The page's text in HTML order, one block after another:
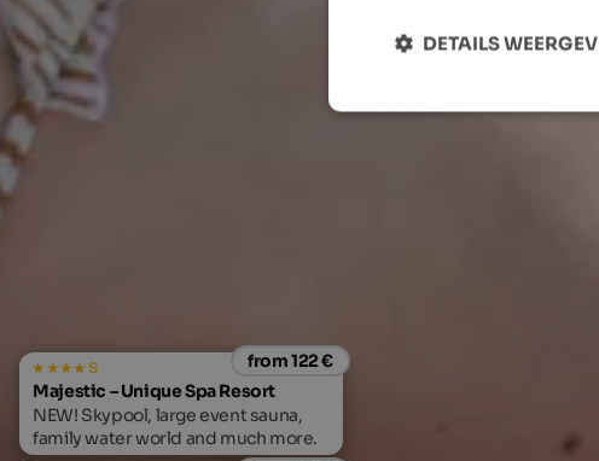
from 122 €
s
Majestic – Unique Spa Resort
NEW! Skypool, large event sauna,
family water world and much more.
DETAILS